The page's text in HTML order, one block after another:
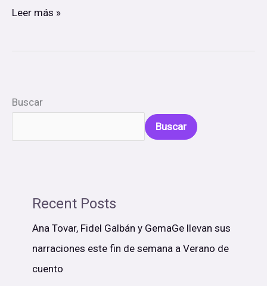
Leer más »
Buscar
Buscar
Recent Posts
Ana Tovar, Fidel Galbán y GemaGe llevan sus
narraciones este fin de semana a Verano de
cuento